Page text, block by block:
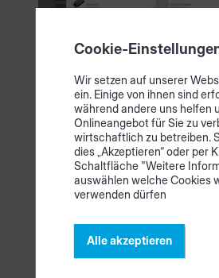
Import von
woodStore
intelliDivide
24.06.2024
Cookie-
Wir setzen auf unserer
ein. Einige von ihnen sind
während andere uns helfen
Onlineangebot für Sie zu
wirtschaftlich zu betreiben.
dies „Akzeptieren“ oder per
Schaltfläche "Weitere
auswählen welche Cookies
verwenden dürfen
Alle akzeptieren